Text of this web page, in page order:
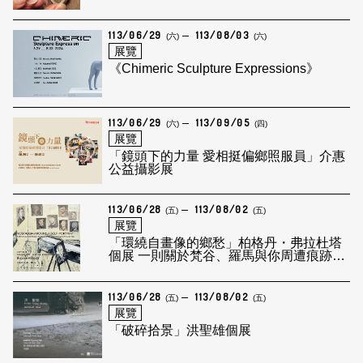
113/06/29 (六) 113/08/03 (六)
展覽
《Chimeric Sculpture Expressions》
113/06/29 (六) 113/09/05 (四)
展覽
「鏡頭下的力量 愛相挺偏鄉照服員」介惠
公益攝影展
113/06/28 (五) 113/08/02 (五)
展覽
「環繞自畫像的鄉愁」柏格丹・弗拉杜塔
個展 一則關於梵谷、羅馬與你周遭痕跡的
113/06/28 (五) 113/08/02 (五)
展覽
「破碎拾景」洪聖雄個展